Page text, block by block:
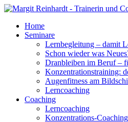
Home
Seminare
Lernbegleitung – damit
Schon wieder was
Dranbleiben im Beruf –
Konzentrationstraining:
Augenfitness am
Lerncoaching
Coaching
Lerncoaching
Konzentrations-Coaching